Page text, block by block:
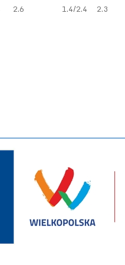
2.6 1.4/2.4 2.3